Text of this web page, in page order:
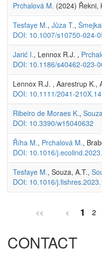
Prchalová M. (2024) Řekni,
Tesfaye M., Jůza T.,
DOI: 10.1007/s10750-024-
Jarić I., Lennox R.J. ,
DOI: 10.1186/s40462-023-
Lennox R.J. , Aarestrup K.,
DOI: 10.1111/2041-
Ribeiro de Moraes K.,
DOI: 10.3390/w15040632
Říha M., Prchalová M.,
DOI: 10.1016/
Tesfaye M., Souza, A.T.,
DOI: 10.1016/
<< < 1 2
CONTACT